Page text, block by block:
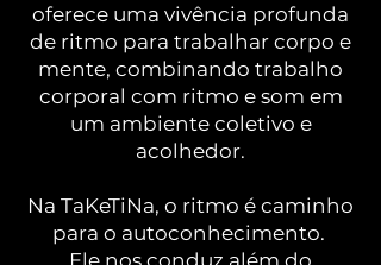
oferece uma vivência profunda
de ritmo para trabalhar corpo e
mente, combinando trabalho
corporal com ritmo e som em
um ambiente coletivo e
acolhedor.
Na TaKeTiNa, o ritmo é caminho
para o autoconhecimento.
Ele nos conduz além do